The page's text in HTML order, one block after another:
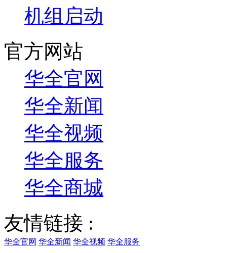
机组启动
官方网站
华全官网
华全新闻
华全视频
华全服务
华全商城
友情链接 :
华全官网 华全新闻 华全视频 华全服务